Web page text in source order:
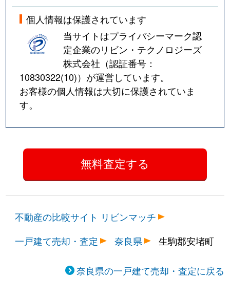
個人情報は保護されています
当サイトはプライバシーマーク認
定企業のリビン・テクノロジーズ
株式会社（認証番号：
10830322(10)）が運営しています。
お客様の個人情報は大切に保護されていま
す。
不動産の比較サイト リビンマッチ
一戸建て売却・査定
奈良県 生駒郡安堵町
奈良県の一戸建て売却・査定に戻る